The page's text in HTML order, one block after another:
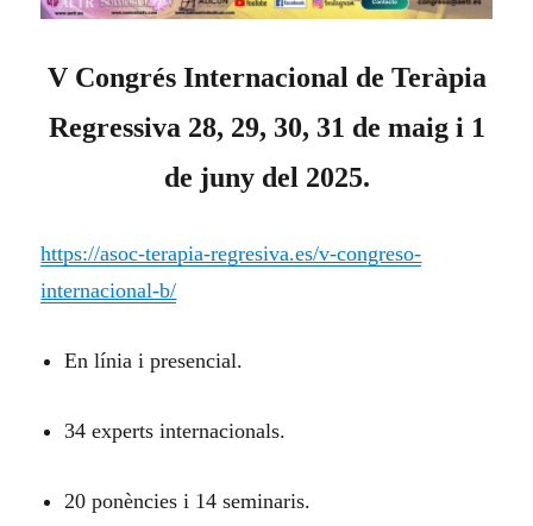
V Congrés Internacional de Teràpia
Regressiva 28, 29, 30, 31 de maig i 1
de juny del 2025.
https://asoc-terapia-regresiva.es/v-congreso-
internacional-b/
En línia i presencial.
34 experts internacionals.
20 ponències i 14 seminaris.